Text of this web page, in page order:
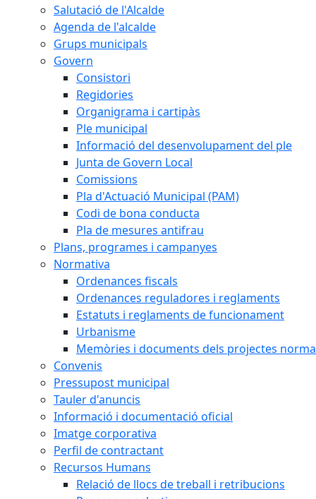
Salutació de l'Alcalde
Agenda de l'alcalde
Grups municipals
Govern
Consistori
Regidories
Organigrama i cartipàs
Ple municipal
Informació del desenvolupament del ple
Junta de Govern Local
Comissions
Pla d'Actuació Municipal (PAM)
Codi de bona conducta
Pla de mesures antifrau
Plans, programes i campanyes
Normativa
Ordenances fiscals
Ordenances reguladores i reglaments
Estatuts i reglaments de funcionament
Urbanisme
Memòries i documents dels projectes
Convenis
Pressupost municipal
Tauler d'anuncis
Informació i documentació oficial
Imatge corporativa
Perfil de contractant
Recursos Humans
Relació de llocs de treball i retribucions